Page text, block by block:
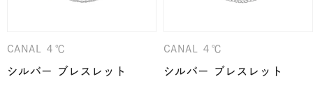
CANAL ４℃
シルバー ブレスレット
CANAL ４℃
シルバー ブレスレット